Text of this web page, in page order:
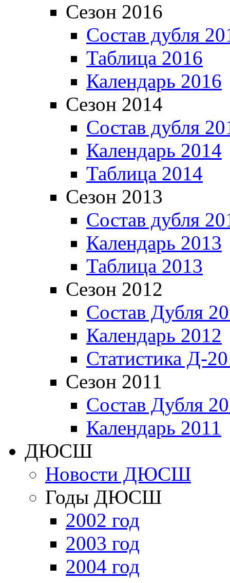
Сезон 2016
Состав дубля
Таблица 2016
Календарь 2016
Сезон 2014
Состав дубля
Календарь 2014
Таблица 2014
Сезон 2013
Состав дубля
Календарь 2013
Таблица 2013
Сезон 2012
Состав Дубля
Календарь 2012
Статистика Д-
Сезон 2011
Состав Дубля
Календарь 2011
ДЮСШ
Новости ДЮСШ
Годы ДЮСШ
2002 год
2003 год
2004 год